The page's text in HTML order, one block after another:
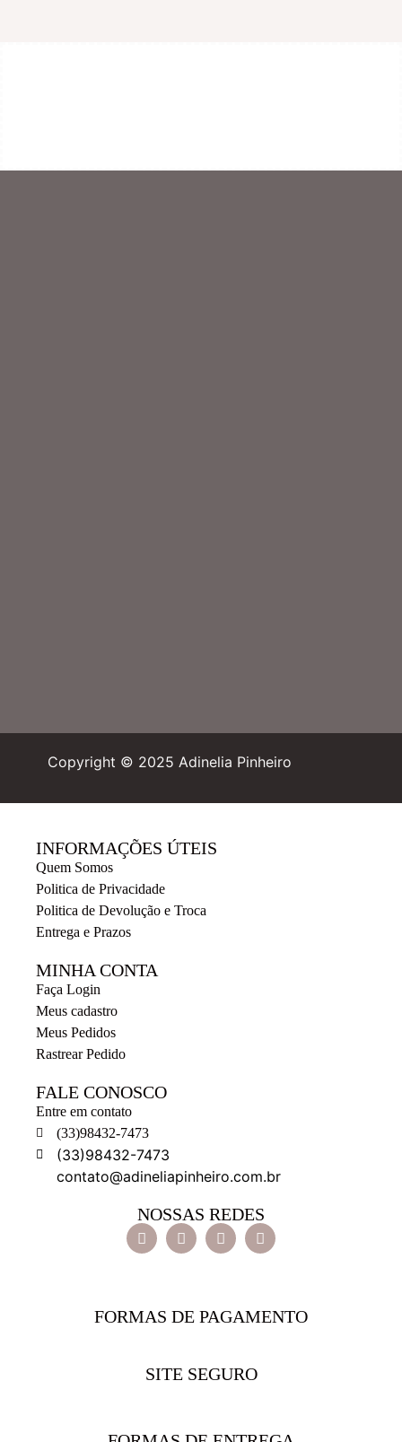
Copyright © 2025 Adinelia Pinheiro
INFORMAÇÕES ÚTEIS
Quem Somos
Politica de Privacidade
Politica de Devolução e Troca
Entrega e Prazos
MINHA CONTA
Faça Login
Meus cadastro
Meus Pedidos
Rastrear Pedido
FALE CONOSCO
Entre em contato
(33)98432-7473
(33)98432-7473
contato@adineliapinheiro.com.br
NOSSAS REDES
FORMAS DE PAGAMENTO
SITE SEGURO